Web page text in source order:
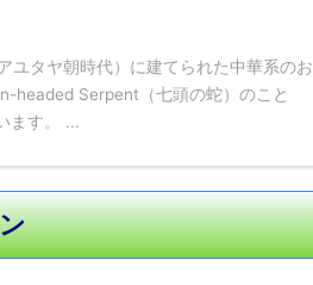
ユタヤ朝時代）に建てられた中華系のお
headed Serpent（七頭の蛇）のこと
ます。 ...